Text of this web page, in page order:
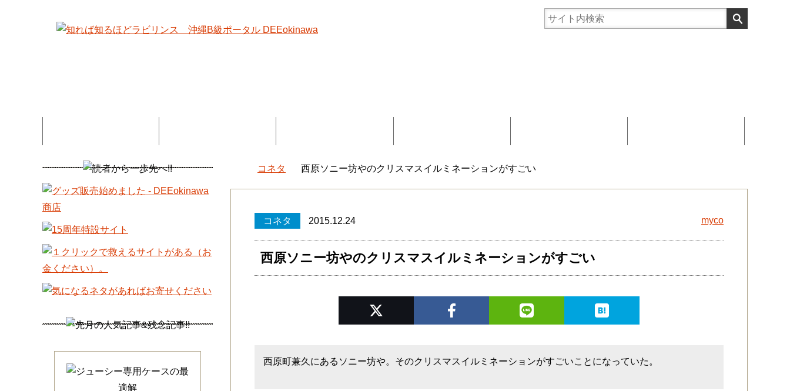
DEEokinawaトップ
コネタ 西原ソニー坊やのクリスマスイルミネーションがすごい
コネタ 2015.12.24 myco
西原ソニー坊やのクリスマスイルミネーションがすごい
西原町兼久にあるソニー坊や。そのクリスマスイルミネーションがすごいことになっていた。